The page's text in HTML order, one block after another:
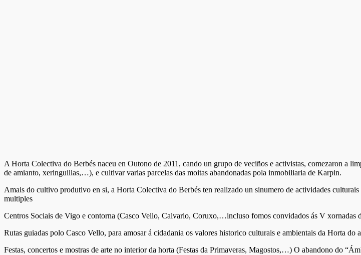
A Horta Colectiva do Berbés naceu en Outono de 2011, cando un grupo de veciños e activistas, comezaron a
de amianto, xeringuillas,…), e cultivar varias parcelas das moitas abandonadas pola inmobiliaria de Karpin.
Amais do cultivo produtivo en si, a Horta Colectiva do Berbés ten realizado un sinumero de actividades
multiples
Centros Sociais de Vigo e contorna (Casco Vello, Calvario, Coruxo,…incluso fomos convidados ás V xornadas
Rutas guiadas polo Casco Vello, para amosar á cidadania os valores historico culturais e ambientais da Horta
Festas, concertos e mostras de arte no interior da horta (Festas da Primaveras, Magostos,…) O abandono do